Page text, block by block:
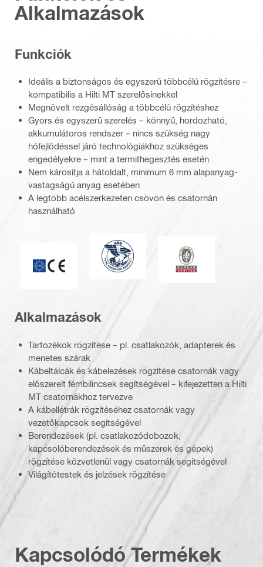
Alkalmazások
Funkciók
Ideális a biztonságos és egyszerű többcélú rögzítésre –
kompatibilis a Hilti MT szerelősínekkel
Megnövelt rezgésállóság a többcélú rögzítéshez
Gyors és egyszerű szerelés – könnyű, hordozható,
akkumulátoros rendszer – nincs szükség nagy
hőfejlődéssel járó technológiákhoz szükséges
engedélyekre – mint a termithegesztés esetén
Nem károsítja a hátoldalt, minimum 6 mm alapanyag-
vastagságú anyag esetében
A legtöbb acélszerkezeten csövön és csatornán
használható
Amerikai Hajózási HivatalBureau Veritas
Alkalmazások
Tartozékok rögzítése – pl. csatlakozók, adapterek és
menetes szárak
Kábeltálcák és kábelezések rögzítése csatornák vagy
előszerelt fémbilincsek segítségével – kifejezetten a Hilti
MT csatornákhoz tervezve
A kábellétrák rögzítéséhez csatornák vagy
vezetőkapcsok segítségével
Berendezések (pl. csatlakozódobozok,
kapcsolóberendezések és műszerek és gépek)
rögzítése közvetlenül vagy csatornák segítségével
Világítótestek és jelzések rögzítése
Kapcsolódó Termékek